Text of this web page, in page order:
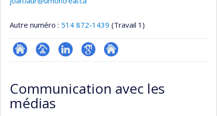
Autre numéro : 514 872-1439 (Travail 1)
ResearchGate
Page
(faculté,département,école)
LinkedInGoogleAutre
web
Communication avec les
médias